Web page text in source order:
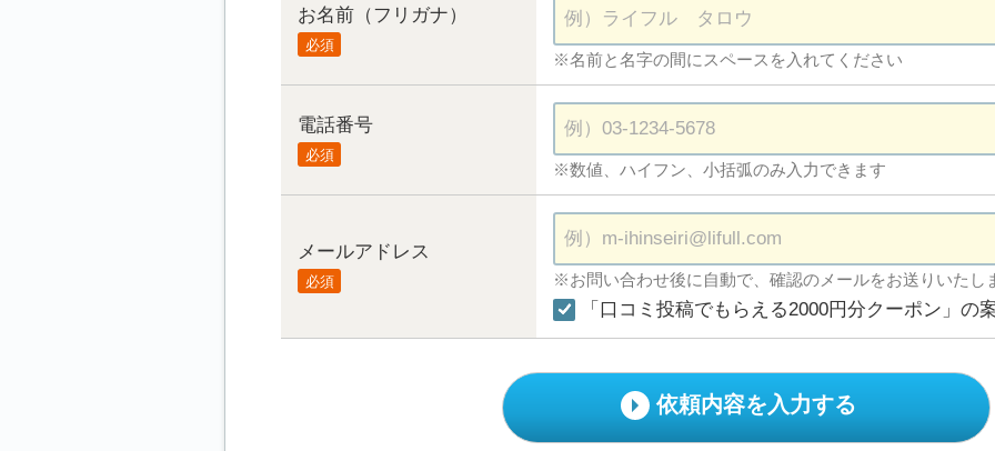
お名前（フリガナ）
必須
※名前と名字の間にスペースを入れてください
電話番号
必須
※数値、ハイフン、小括弧のみ入力できます
メールアドレス
必須 ※お問い合わせ後に自動で、確認のメールをお送りいたし
「口コミ投稿でもらえる2000円分クーポン」の
依頼内容を入力する